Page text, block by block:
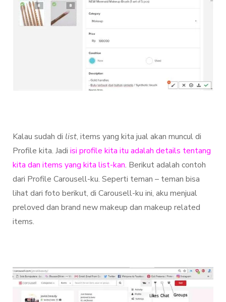
Kalau sudah di list, items yang kita jual akan muncul di
Profile kita. Jadi isi profile kita itu adalah details tentang
kita dan items yang kita list-kan. Berikut adalah contoh
dari Profile Carousell-ku. Seperti teman – teman bisa
lihat dari foto berikut, di Carousell-ku ini, aku menjual
preloved dan brand new makeup dan makeup related
items.